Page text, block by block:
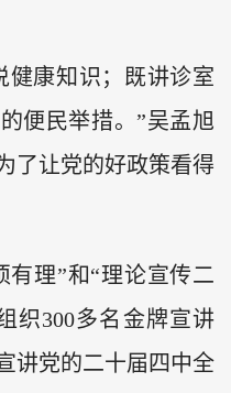
健康知识；既讲诊室
便民举措。”吴孟旭
了让党的好政策看得
有理”和“理论宣传二
织300多名金牌宣讲
讲党的二十届四中全